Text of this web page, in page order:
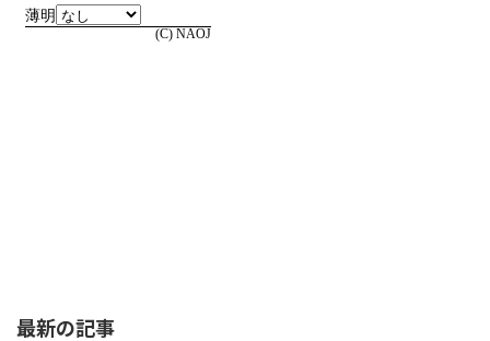
最新の記事